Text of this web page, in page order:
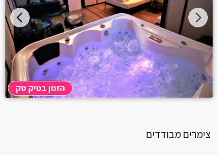
הזמן בטיק טק
צימרים מבודדים